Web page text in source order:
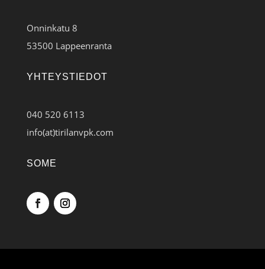
Onninkatu 8
53500 Lappeenranta
YHTEYSTIEDOT
040 520 6113
info(at)tirilanvpk.com
SOME